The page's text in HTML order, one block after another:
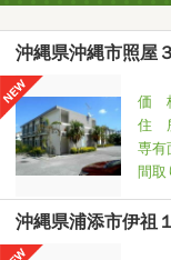
沖縄県沖縄市照屋
価
住
専有
間取
沖縄県浦添市伊祖１